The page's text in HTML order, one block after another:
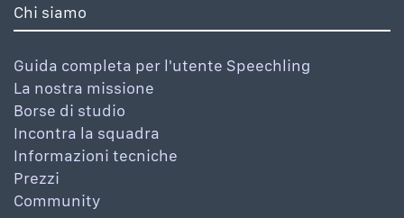
Chi siamo
Guida completa per l'utente Speechling
La nostra missione
Borse di studio
Incontra la squadra
Informazioni tecniche
Prezzi
Community